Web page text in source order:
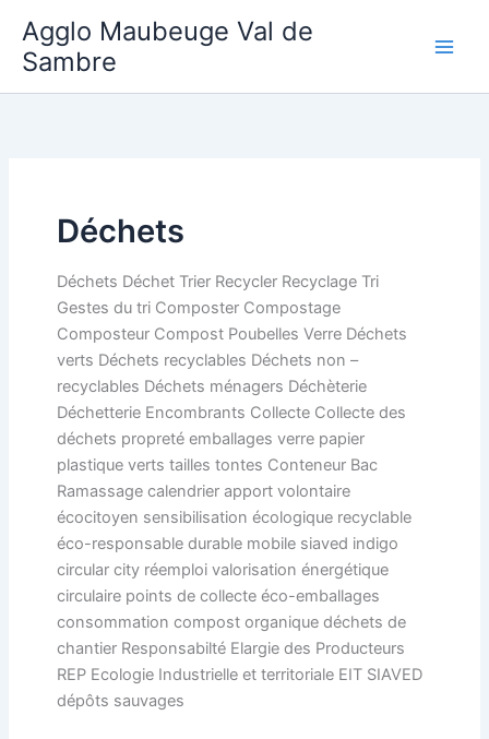
contenu
Agglo Maubeuge Val de
Sambre
Déchets
Déchets Déchet Trier Recycler Recyclage Tri
Gestes du tri Composter Compostage
Composteur Compost Poubelles Verre Déchets
verts Déchets recyclables Déchets non –
recyclables Déchets ménagers Déchèterie
Déchetterie Encombrants Collecte Collecte des
déchets propreté emballages verre papier
plastique verts tailles tontes Conteneur Bac
Ramassage calendrier apport volontaire
écocitoyen sensibilisation écologique recyclable
éco-responsable durable mobile siaved indigo
circular city réemploi valorisation énergétique
circulaire points de collecte éco-emballages
consommation compost organique déchets de
chantier Responsabilté Elargie des Producteurs
REP Ecologie Industrielle et territoriale EIT SIAVED
dépôts sauvages